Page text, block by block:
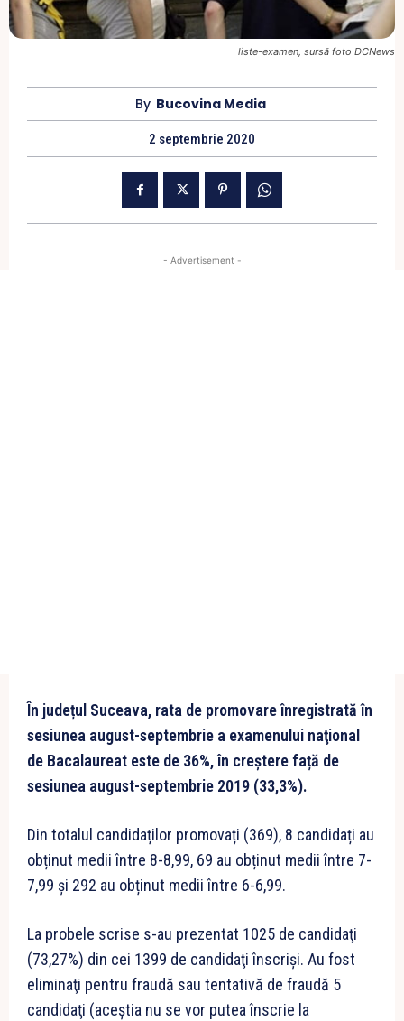
liste-examen, sursă foto DCNews
By Bucovina Media
2 septembrie 2020
- Advertisement -
În județul Suceava, rata de promovare înregistrată în
sesiunea august-septembrie a examenului naţional
de Bacalaureat este de 36%, în creștere față de
sesiunea august-septembrie 2019 (33,3%).
Din totalul candidaților promovați (369), 8 candidați au
obținut medii între 8-8,99, 69 au obținut medii între 7-
7,99 și 292 au obținut medii între 6-6,99.
La probele scrise s-au prezentat 1025 de candidaţi
(73,27%) din cei 1399 de candidaţi înscrişi. Au fost
eliminaţi pentru fraudă sau tentativă de fraudă 5
candidaţi (aceştia nu se vor putea înscrie la